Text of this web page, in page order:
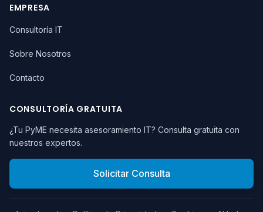
EMPRESA
Consultoría IT
Sobre Nosotros
Contacto
CONSULTORÍA GRATUITA
¿Tu PyME necesita asesoramiento IT? Consulta gratuita con
nuestros expertos.
Solicitar Consulta